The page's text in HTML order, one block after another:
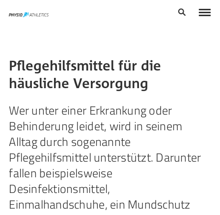
Pflegehilfsmittel für die
häusliche Versorgung
Wer unter einer Erkrankung oder
Behinderung leidet, wird in seinem
Alltag durch sogenannte
Pflegehilfsmittel unterstützt. Darunter
fallen beispielsweise
Desinfektionsmittel,
Einmalhandschuhe, ein Mundschutz